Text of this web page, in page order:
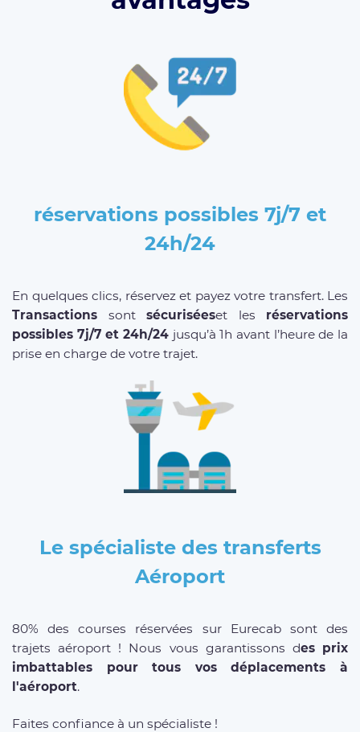
réservations possibles 7j/7 et
24h/24
En quelques clics, réservez et payez votre transfert. Les
Transactions sont sécuriséeset les réservations
possibles 7j/7 et 24h/24 jusqu’à 1h avant l’heure de la
prise en charge de votre trajet.
Le spécialiste des transferts
Aéroport
80% des courses réservées sur Eurecab sont des
trajets aéroport ! Nous vous garantissons des prix
imbattables pour tous vos déplacements à
l'aéroport.
Faites confiance à un spécialiste !